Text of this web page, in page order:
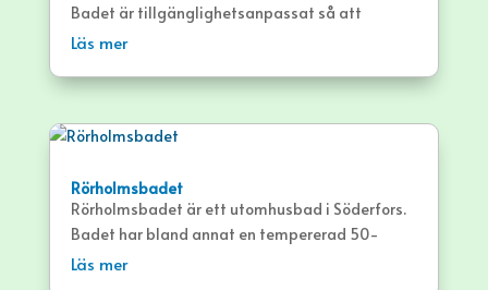
Badet är tillgänglighetsanpassat så att
personer med fysiska funktionsvariationer
Läs mer
Rörholmsbadet
Rörholmsbadet är ett utomhusbad i Söderfors.
Badet har bland annat en tempererad 50-
meters bassäng och två mindre barnbassänger.
Läs mer